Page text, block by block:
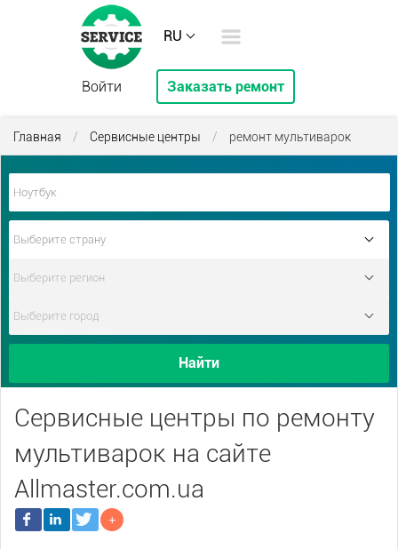
RU
Войти Заказать ремонт
Главная / Сервисные центры / ремонт мультиварок
Найти
Сервисные центры по ремонту
мультиварок на сайте
Allmaster.com.ua